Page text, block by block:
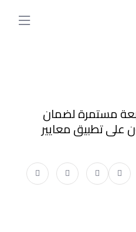
مستمرة لضمان
على تطبيق معايير